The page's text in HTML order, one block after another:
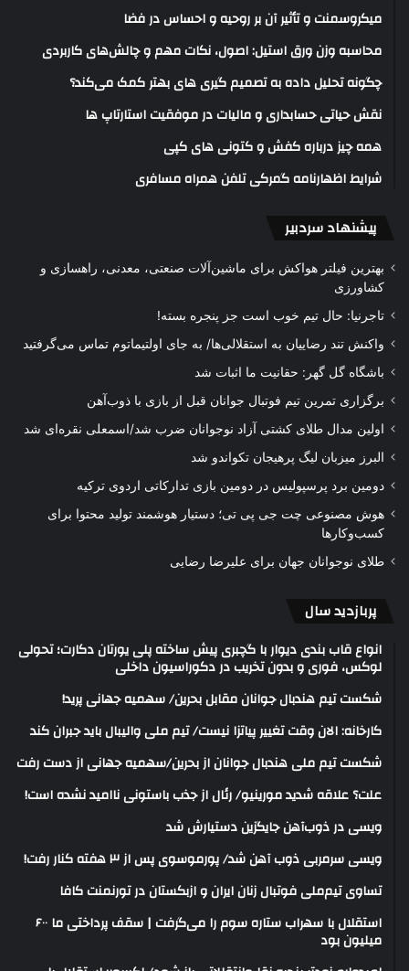
میکروسمنت و تأثیر آن بر روحیه و احساس در فضا
محاسبه وزن ورق استیل: اصول، نکات مهم و چالش‌های کاربردی
چگونه تحلیل داده به تصمیم گیری های بهتر کمک می‌کند؟
نقش حیاتی حسابداری و مالیات در موفقیت استارتاپ ها
همه چیز درباره کفش و کتونی های کپی
شرایط اظهارنامه گمرکی تلفن همراه مسافری
پیشنهاد سردبیر
بهترین فیلتر هواکش برای ماشین‌آلات صنعتی، معدنی، راهسازی و
کشاورزی
تاجرنیا: حال تیم خوب است جز پنجره بسته!
واکنش تند رضاییان به استقلالی‌ها/ به جای اولتیماتوم تماس می‌گرفتید
باشگاه گل گهر: حقانیت ما اثبات شد
برگزاری تمرین تیم فوتبال جوانان قبل از بازی با ذوب‌آهن
اولین مدال طلای کشتی آزاد نوجوانان ضرب شد/اسمعلی نقره‌ای شد
البرز میزبان لیگ پرهیجان تکواندو شد
دومین برد پرسپولیس در دومین بازی تدارکاتی اردوی ترکیه
هوش مصنوعی چت جی پی تی؛ دستیار هوشمند تولید محتوا برای
کسب‌وکارها
طلای نوجوانان جهان برای علیرضا رضایی
پربازدید سال
انواع قاب بندی دیوار با گچبری پیش ساخته پلی یورتان دکارت؛ تحولی
لوکس، فوری و بدون تخریب در دکوراسیون داخلی
شکست تیم هندبال جوانان مقابل بحرین/ سهمیه جهانی پرید!
کارخانه: الان وقت تغییر پیاتزا نیست/ تیم ملی والیبال باید جبران کند
شکست تیم ملی هندبال جوانان از بحرین/سهمیه جهانی از دست رفت
علت؟ علاقه شدید مورینیو/ رئال از جذب باستونی ناامید نشده است!
ویسی در ذوب‌آهن جایگزین دستیارش شد
ویسی سرمربی ذوب آهن شد/ پورموسوی پس از ۳ هفته کنار رفت!
تساوی تیم‌ملی فوتبال زنان ایران و ازبکستان در تورنمنت کافا
استقلال با سهراب ستاره سوم را می‌گرفت | سقف پرداختی ما ۶۰۰
میلیون بود